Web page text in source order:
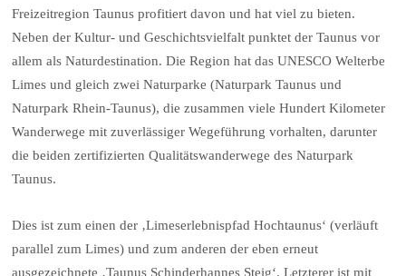
Freizeitregion Taunus profitiert davon und hat viel zu bieten.
Neben der Kultur- und Geschichtsvielfalt punktet der Taunus vor
allem als Naturdestination. Die Region hat das UNESCO Welterbe
Limes und gleich zwei Naturparke (Naturpark Taunus und
Naturpark Rhein-Taunus), die zusammen viele Hundert Kilometer
Wanderwege mit zuverlässiger Wegeführung vorhalten, darunter
die beiden zertifizierten Qualitätswanderwege des Naturpark
Taunus.
Dies ist zum einen der ‚Limeserlebnispfad Hochtaunus‘ (verläuft
parallel zum Limes) und zum anderen der eben erneut
ausgezeichnete ‚Taunus Schinderhannes Steig‘. Letzterer ist mit